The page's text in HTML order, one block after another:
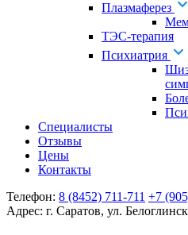
Плазмаферез
ТЭС-терапия
Психиатрия
Специалисты
Отзывы
Цены
Контакты
Телефон: 8 (8452) 711-711 +7
Адрес: г. Саратов, ул.